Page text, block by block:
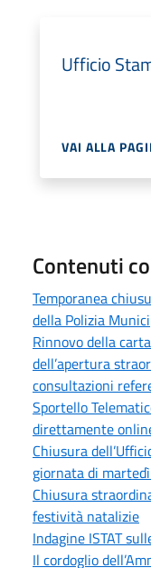
Ufficio
VAI ALLA
Contenuti
Temporanea
della Polizia
Rinnovo della
dell’apertura
consultazioni
Sportello
direttamente
Chiusura
giornata di
Chiusura
festività natalizie
Indagine ISTAT
Il cordoglio